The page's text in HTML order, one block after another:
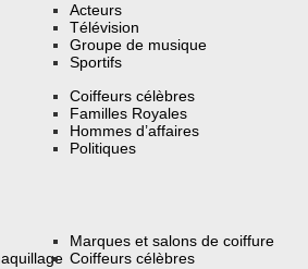
Acteurs
Télévision
Groupe de musique
Sportifs
Coiffeurs célèbres
Familles Royales
Hommes d’affaires
Politiques
Marques et salons de coiffure
Coiffeurs célèbres